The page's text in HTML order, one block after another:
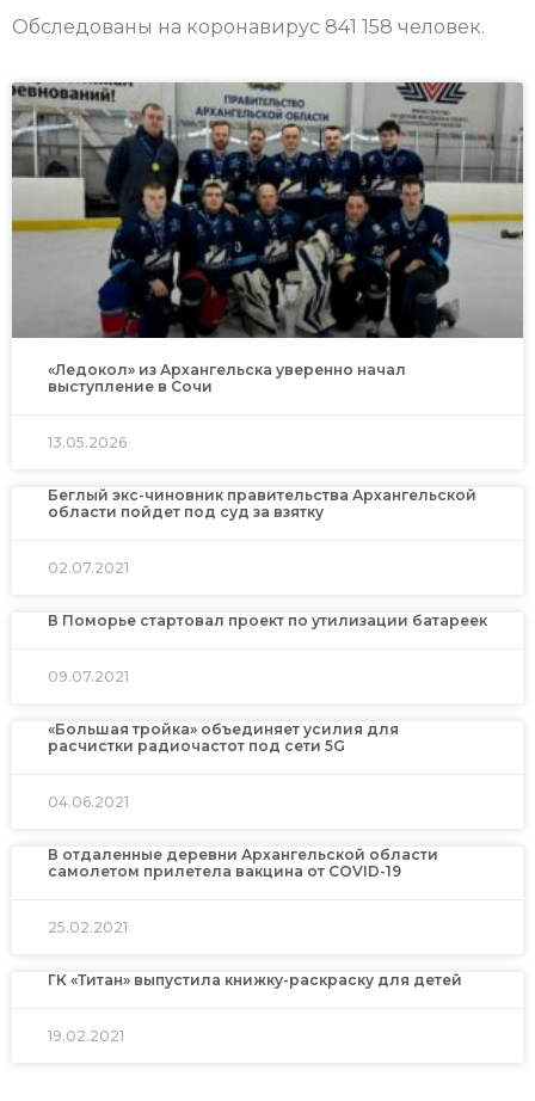
Обследованы на коронавирус 841 158 человек.
«Ледокол» из Архангельска уверенно начал
выступление в Сочи
13.05.2026
Беглый экс-чиновник правительства Архангельской
области пойдет под суд за взятку
02.07.2021
В Поморье стартовал проект по утилизации батареек
09.07.2021
«Большая тройка» объединяет усилия для
расчистки радиочастот под сети 5G
04.06.2021
В отдаленные деревни Архангельской области
самолетом прилетела вакцина от COVID-19
25.02.2021
ГК «Титан» выпустила книжку-раскраску для детей
19.02.2021